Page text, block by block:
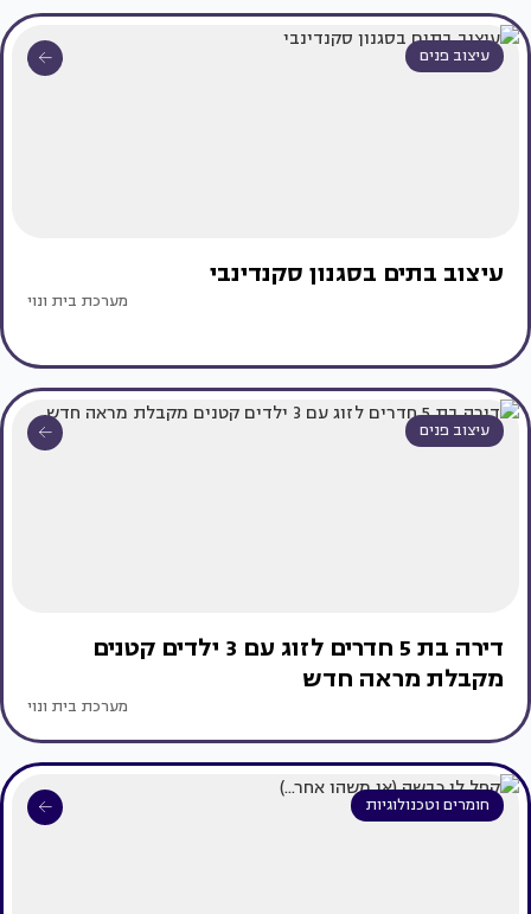
עיצוב פנים
עיצוב בתים בסגנון סקנדינבי
מערכת בית ונוי
עיצוב פנים
דירה בת 5 חדרים לזוג עם 3 ילדים קטנים
מקבלת מראה חדש
מערכת בית ונוי
חומרים וטכנולוגיות